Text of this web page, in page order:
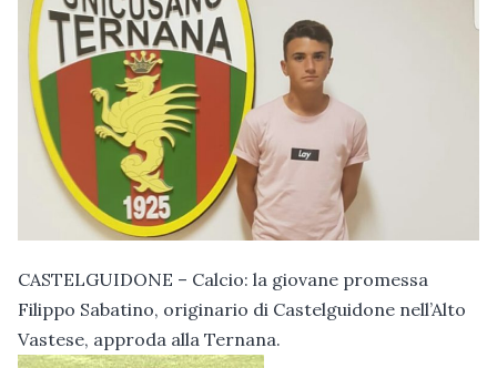
CASTELGUIDONE – Calcio: la giovane promessa
Filippo Sabatino, originario di Castelguidone nell’Alto
Vastese, approda alla Ternana.